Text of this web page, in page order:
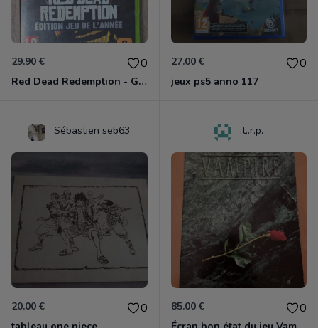
29.90 € 0
Red Dead Redemption - Game Of The Year Xbox 360
27.00 € 0
jeux ps5 anno 117
Sébastien seb63
20.00 € 0
.t..r.p.
85.00 € 0